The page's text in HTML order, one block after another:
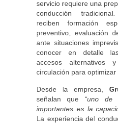
servicio requiere una
conducción
reciben formación
preventivo, evaluación
ante situaciones
conocer en detalle
accesos alternativos
circulación para optimizar
Desde la empresa,
señalan que “uno de
importantes es la
La experiencia del